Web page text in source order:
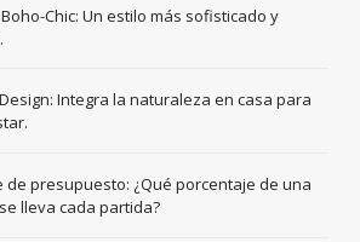
Chic: Un estilo más sofisticado y
Integra la naturaleza en casa para
de presupuesto: ¿Qué porcentaje de una
lleva cada partida?